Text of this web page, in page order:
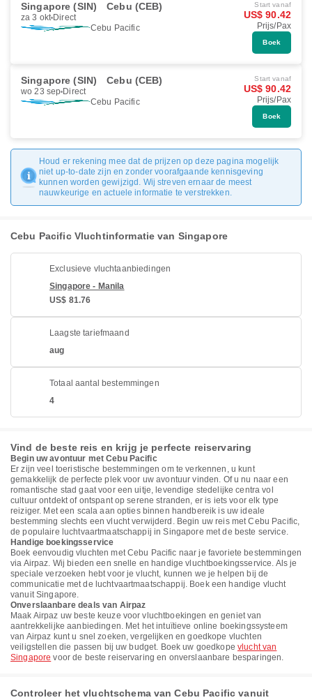
Singapore (SIN) Cebu (CEB)
za 3 okt Direct
Cebu Pacific
Start vanaf
US$ 90.42
Prijs/Pax
Boek
Singapore (SIN) Cebu (CEB)
wo 23 sep Direct
Cebu Pacific
Start vanaf
US$ 90.42
Prijs/Pax
Boek
Houd er rekening mee dat de prijzen op deze pagina mogelijk
niet up-to-date zijn en zonder voorafgaande kennisgeving
kunnen worden gewijzigd. Wij streven ernaar de meest
nauwkeurige en actuele informatie te verstrekken.
Cebu Pacific Vluchtinformatie van Singapore
Exclusieve vluchtaanbiedingen
Singapore - Manila
US$ 81.76
Laagste tariefmaand
aug
Totaal aantal bestemmingen
4
Vind de beste reis en krijg je perfecte reiservaring
Begin uw avontuur met Cebu Pacific
Er zijn veel toeristische bestemmingen om te verkennen, u kunt
gemakkelijk de perfecte plek voor uw avontuur vinden. Of u nu naar een
romantische stad gaat voor een uitje, levendige stedelijke centra vol
cultuur ontdekt of ontspant op serene stranden, er is iets voor elk type
reiziger. Met een scala aan opties binnen handbereik is uw ideale
bestemming slechts een vlucht verwijderd. Begin uw reis met Cebu Pacific,
de populaire luchtvaartmaatschappij in Singapore met de beste service.
Handige boekingsservice
Boek eenvoudig vluchten met Cebu Pacific naar je favoriete bestemmingen
via Airpaz. Wij bieden een snelle en handige vluchtboekingsservice. Als je
speciale verzoeken hebt voor je vlucht, kunnen we je helpen bij de
communicatie met de luchtvaartmaatschappij. Boek een handige vlucht
vanuit Singapore.
Onverslaanbare deals van Airpaz
Maak Airpaz uw beste keuze voor vluchtboekingen en geniet van
aantrekkelijke aanbiedingen. Met het intuïtieve online boekingssysteem
van Airpaz kunt u snel zoeken, vergelijken en goedkope vluchten
veiligstellen die passen bij uw budget. Boek uw goedkope vlucht van
Singapore voor de beste reiservaring en onverslaanbare besparingen.
Controleer het vluchtschema van Cebu Pacific vanuit